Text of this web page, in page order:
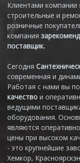
Клиентами
строительные и
розничные
компания
поставщик.
Сегодня
современная и
Работая с нами вы
качество и
ведущими
оборудования.
являются
цены при высоком
- это крупнейшие
Хемкор,